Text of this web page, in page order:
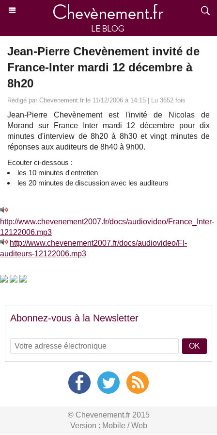
Jean-Pierre Chevènement invité de
France-Inter mardi 12 décembre à
8h20
Rédigé par Chevenement.fr le 11/12/2006 à 14:15 | Lu 3652 fois
Jean-Pierre Chevènement est l'invité de Nicolas de
Morand sur France Inter mardi 12 décembre pour dix
minutes d'interview de 8h20 à 8h30 et vingt minutes de
réponses aux auditeurs de 8h40 à 9h00.
Ecouter ci-dessous :
les 10 minutes d'entretien
les 20 minutes de discussion avec les auditeurs
http://www.chevenement2007.fr/docs/audiovideo/France_Inter-
12122006.mp3
http://www.chevenement2007.fr/docs/audiovideo/FI-
auditeurs-12122006.mp3
Abonnez-vous à la Newsletter
OK
© Chevenement.fr 2015
Version : Mobile /Web